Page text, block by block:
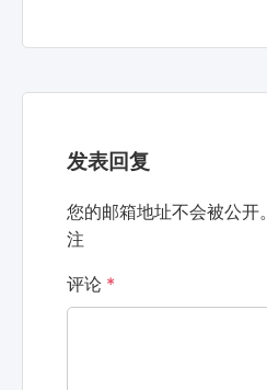
发表回复
您的邮箱地址不会被公开。
注
评论 *